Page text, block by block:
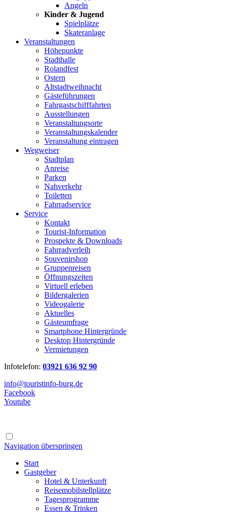
Angeln
Kinder & Jugend
Spielplätze
Skateranlage
Veranstaltungen
Höhepunkte
Stadthalle
Rolandfest
Ostern
Altstadtweihnacht
Gästeführungen
Fahrgastschifffahrten
Ausstellungen
Veranstaltungsorte
Veranstaltungskalender
Veranstaltung eintragen
Wegweiser
Stadtplan
Anreise
Parken
Nahverkehr
Toiletten
Fahrradservice
Service
Kontakt
Tourist-Information
Prospekte & Downloads
Fahrradverleih
Souvenirshop
Gruppenreisen
Öffnungszeiten
Virtuell erleben
Bildergalerien
Videogalerie
Aktuelles
Gästeumfrage
Smartphone Hintergründe
Desktop Hintergründe
Vermietungen
Infotelefon: 03921 636 92 90
info@touristinfo-burg.de
Facebook
Youtube
Navigation überspringen
Start
Gastgeber
Hotel & Unterkunft
Reisemobilstellplätze
Tagesprogramme
Essen & Trinken